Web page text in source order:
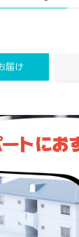
届け